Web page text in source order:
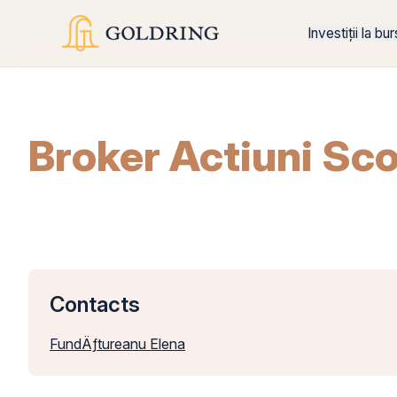
Investiții la
Broker Actiuni
Contacts
FundÄƒtureanu Elena